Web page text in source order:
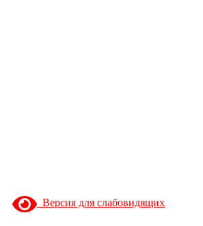
Версия для слабовидящих